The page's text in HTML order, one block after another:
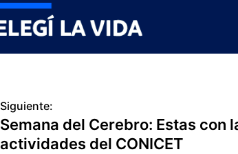
Siguiente:
Semana del Cerebro: Estas con
actividades del CONICET